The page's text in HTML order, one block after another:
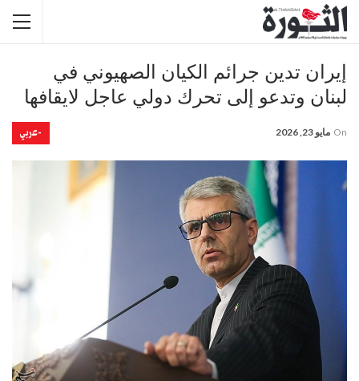
إيران تدين جرائم الكيان الصهيوني في
لبنان وتدعو إلى تحرك دولي عاجل لايقافها
-عربي On مايو 23, 2026